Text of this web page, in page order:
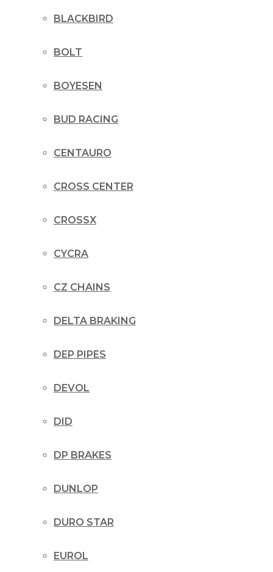
BLACKBIRD
BOLT
BOYESEN
BUD RACING
CENTAURO
CROSS CENTER
CROSSX
CYCRA
CZ CHAINS
DELTA BRAKING
DEP PIPES
DEVOL
DID
DP BRAKES
DUNLOP
DURO STAR
EUROL